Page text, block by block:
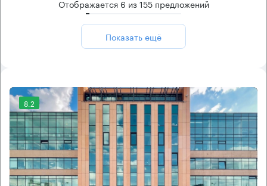
Отображается 6 из155предложений
Показать ещё
8.2